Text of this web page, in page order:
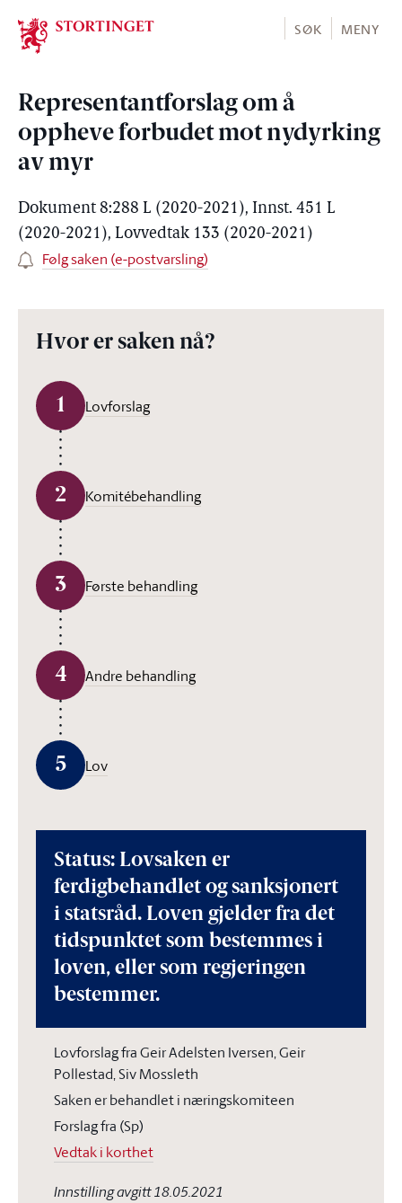
Stortinget.no
SØK MENY
Representantforslag om å
oppheve forbudet mot nydyrking
av myr
Dokument 8:288 L (2020-2021), Innst. 451 L
(2020-2021), Lovvedtak 133 (2020-2021)
Følg saken (e-postvarsling)
Hvor er saken nå?
1 Lovforslag
2 Komitébehandling
3 Første behandling
4 Andre behandling
5 Lov
Status: Lovsaken er
ferdigbehandlet og sanksjonert
i statsråd. Loven gjelder fra det
tidspunktet som bestemmes i
loven, eller som regjeringen
bestemmer.
Lovforslag fra Geir Adelsten Iversen, Geir
Pollestad, Siv Mossleth
Saken er behandlet i næringskomiteen
Forslag fra (Sp)
Vedtak i korthet
Innstilling avgitt 18.05.2021